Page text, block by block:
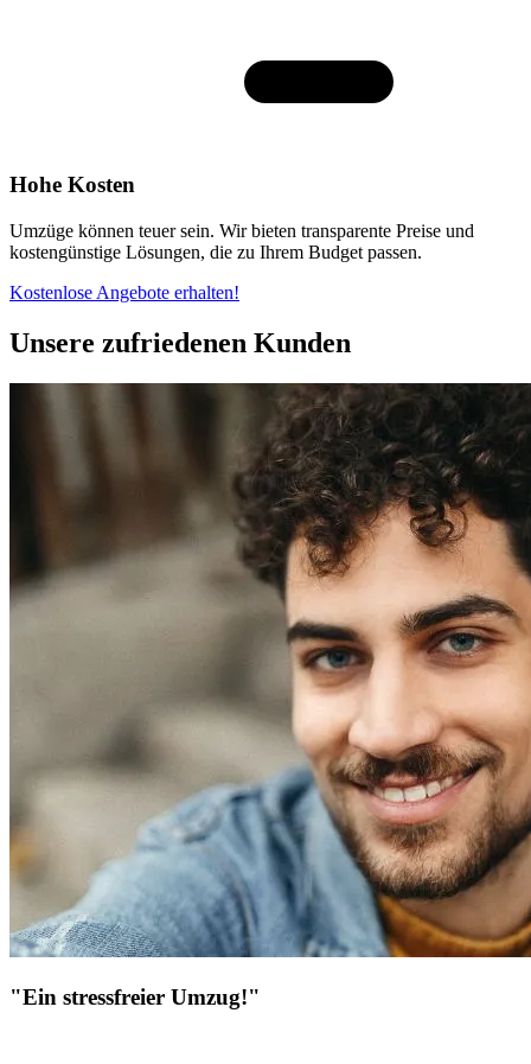
Hohe Kosten
Umzüge können teuer sein. Wir bieten transparente Preise und
kostengünstige Lösungen, die zu Ihrem Budget passen.
Kostenlose Angebote erhalten!
Unsere zufriedenen Kunden
"Ein stressfreier Umzug!"